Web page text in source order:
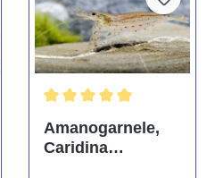
Amanogarnele,
Caridina